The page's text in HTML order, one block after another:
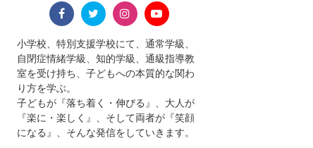
小学校、特別支援学校にて、通常学級、
自閉症情緒学級、知的学級、通級指導教
室を受け持ち、子どもへの本質的な関わ
り方を学ぶ。
子どもが『落ち着く・伸びる』、大人が
『楽に・楽しく』、そして両者が『笑顔
になる』、そんな発信をしていきます。